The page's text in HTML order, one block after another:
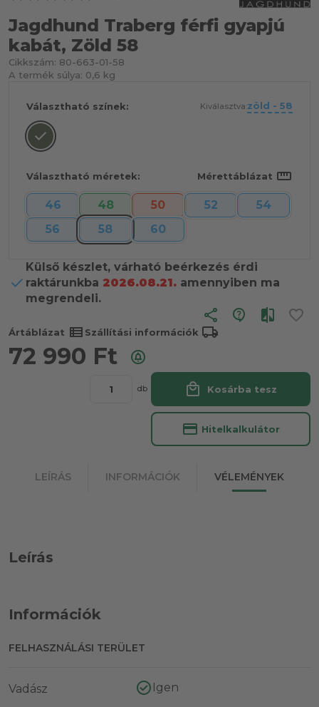
Jagdhund Traberg férfi gyapjú
kabát, Zöld 58
Cikkszám: 80-663-01-58
A termék súlya: 0,6 kg
Választható színek: Kiválasztva:zöld - 58
Választható méretek: Mérettáblázat straighten
46 48 50 52
54
56
58 60
Külső készlet, várható beérkezés érdi
raktárunkba 2026.08.21. amennyiben ma
megrendeli.
share
Ártáblázat view_list Szállítási információk local_shipping
72 990 Ft
db local_mall Kosárba tesz
credit_card Hitelkalkulátor
LEÍRÁS INFORMÁCIÓK VÉLEMÉNYEK
Leírás
Információk
FELHASZNÁLÁSI TERÜLET
Vadász Igen